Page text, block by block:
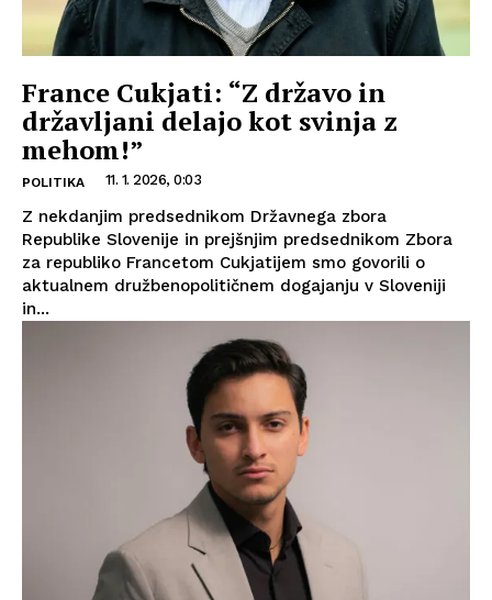
France Cukjati: “Z državo in
državljani delajo kot svinja z
mehom!”
POLITIKA 11. 1. 2026, 0:03
Z nekdanjim predsednikom Državnega zbora
Republike Slovenije in prejšnjim predsednikom Zbora
za republiko Francetom Cukjatijem smo govorili o
aktualnem družbenopolitičnem dogajanju v Sloveniji
in...